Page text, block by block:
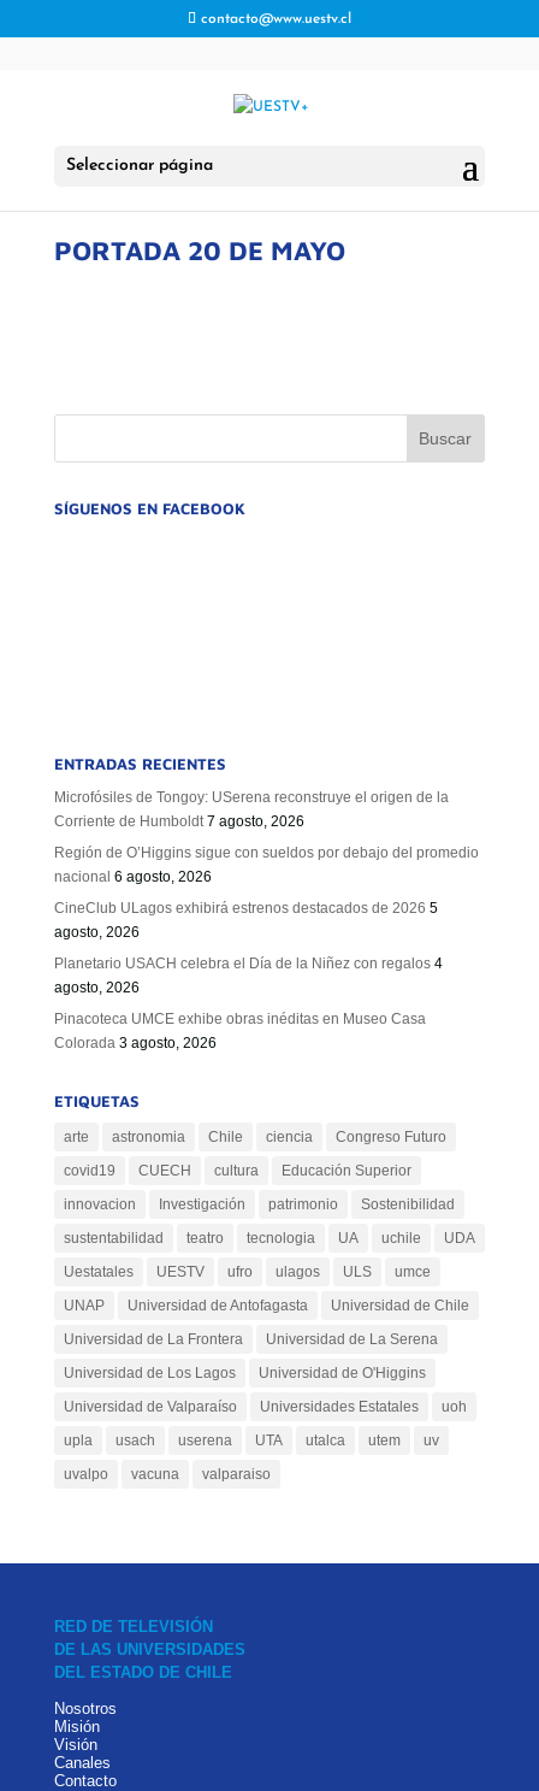
contacto@www.uestv.cl
Seleccionar página
PORTADA 20 DE MAYO
SÍGUENOS EN FACEBOOK
ENTRADAS RECIENTES
Microfósiles de Tongoy: USerena reconstruye el origen de la
Corriente de Humboldt 7 agosto, 2026
Región de O’Higgins sigue con sueldos por debajo del promedio
nacional 6 agosto, 2026
CineClub ULagos exhibirá estrenos destacados de 2026 5
agosto, 2026
Planetario USACH celebra el Día de la Niñez con regalos 4
agosto, 2026
Pinacoteca UMCE exhibe obras inéditas en Museo Casa
Colorada 3 agosto, 2026
ETIQUETAS
arte astronomia Chile ciencia
Congreso Futuro
covid19
CUECH cultura
Educación Superior
innovacion
Investigación patrimonio
Sostenibilidad
sustentabilidad
teatro tecnologia UA uchile
UDA
Uestatales
UESTV ufro ulagos ULS
umce
UNAP
Universidad de Antofagasta
Universidad de Chile
Universidad de La Frontera
Universidad de La Serena
Universidad de Los Lagos
Universidad de O'Higgins
Universidad de Valparaíso
Universidades Estatales
uoh
upla
usach userena UTA utalca utem
uv
uvalpo
vacuna valparaiso
RED DE TELEVISIÓN
DE LAS UNIVERSIDADES
DEL ESTADO DE CHILE
Nosotros
Misión
Visión
Canales
Contacto